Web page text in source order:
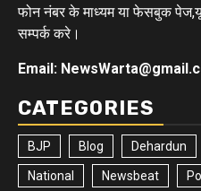
फोन नंबर के माध्यम या फेसबुक
सम्पर्क करे।
Email:
CATEGORIES
BJP Blog Dehardun
National Newsbeat